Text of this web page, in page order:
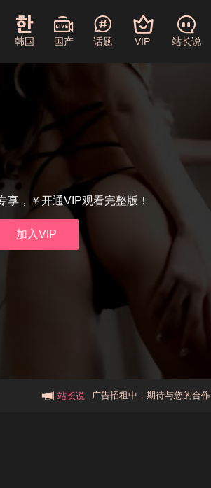
韩国 国产 话题 VIP 站长说
享，￥开通VIP观看完整版！
加入VIP
站长说
本站大事件(19j网站发展历程)
新手报道,扫盲科普帖
广告招租中，期待与您的合作